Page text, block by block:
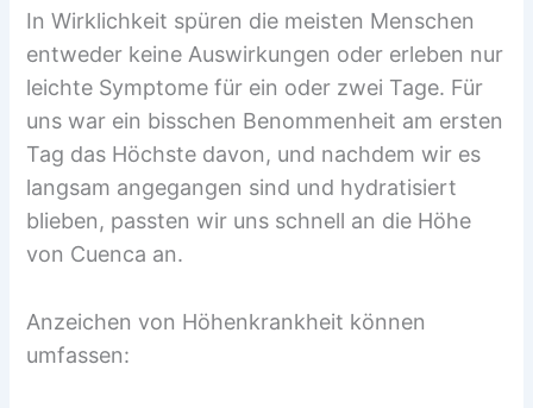
In Wirklichkeit spüren die meisten Menschen
entweder keine Auswirkungen oder erleben nur
leichte Symptome für ein oder zwei Tage. Für
uns war ein bisschen Benommenheit am ersten
Tag das Höchste davon, und nachdem wir es
langsam angegangen sind und hydratisiert
blieben, passten wir uns schnell an die Höhe
von Cuenca an.
Anzeichen von Höhenkrankheit können
umfassen: